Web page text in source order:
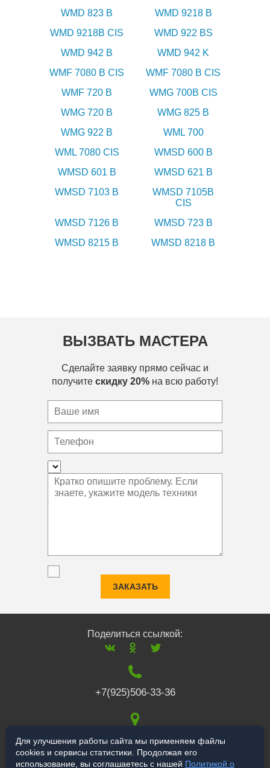
WMD 823 B
WMD 9218 B
WMD 9218B CIS
WMD 922 BS
WMD 942 B
WMD 942 K
WMF 7080 B CIS
WMF 7080 B CIS
WMF 720 B
WMG 700B CIS
WMG 720 B
WMG 825 B
WMG 922 B
WML 700
WML 7080 CIS
WMSD 600 B
WMSD 601 B
WMSD 621 B
WMSD 7103 B
WMSD 7105B
CIS
WMSD 7126 B
WMSD 723 B
WMSD 8215 B
WMSD 8218 B
ВЫЗВАТЬ МАСТЕРА
Сделайте заявку прямо сейчас и
получите скидку 20% на всю работу!
ЗАКАЗАТЬ
Поделиться ссылкой:
+7(925)506-33-36
117519,г. Москва,
Варшавское ш., 132
Для улучшения работы сайта мы применяем файлы
cookies и сервисы статистики. Продолжая его
использование, вы соглашаетесь с нашей Политикой о